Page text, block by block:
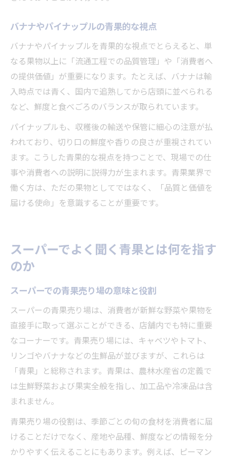
バナナやパイナップルの青果的な視点
バナナやパイナップルを青果的な視点でとらえると、単
なる果物以上に「流通工程での品質管理」や「消費者へ
の提供価値」が重要になります。たとえば、バナナは輸
入時点では青く、国内で追熟してから店頭に並べられる
など、鮮度と食べごろのバランスが取られています。
パイナップルも、収穫後の輸送や保管に細心の注意が払
われており、切り口の鮮度や香りの良さが重視されてい
ます。こうした青果的な視点を持つことで、現場での仕
事や消費者への説明に説得力が生まれます。青果業界で
働く方は、ただの果物としてではなく、「品質と価値を
届ける使命」を意識することが重要です。
スーパーでよく聞く青果とは何を指す
のか
スーパーでの青果売り場の意味と役割
スーパーの青果売り場は、消費者が新鮮な野菜や果物を
直接手に取って選ぶことができる、店舗内でも特に重要
なコーナーです。青果売り場には、キャベツやトマト、
リンゴやバナナなどの生鮮品が並びますが、これらは
「青果」と総称されます。青果は、農林水産省の定義で
は生鮮野菜および果実全般を指し、加工品や冷凍品は含
まれません。
青果売り場の役割は、季節ごとの旬の食材を消費者に届
けることだけでなく、産地や品種、鮮度などの情報を分
かりやすく伝えることにもあります。例えば、ピーマン